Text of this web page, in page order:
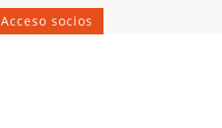
Acceso socios